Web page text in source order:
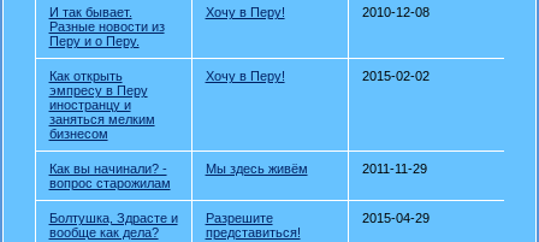
И так бывает.
Разные новости из
Перу и о Перу.
Хочу в Перу! 2010-12-08
Как открыть
эмпресу в Перу
иностранцу и
заняться мелким
бизнесом
Хочу в Перу! 2015-02-02
Как вы начинали? -
вопрос старожилам
Мы здесь живём 2011-11-29
Болтушка, Здрасте и
вообще как дела?
Разрешите
представиться!
2015-04-29